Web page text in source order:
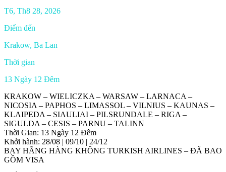
T6, Th8 28, 2026
Điểm đến
Krakow, Ba Lan
Thời gian
13 Ngày 12 Đêm
KRAKOW – WIELICZKA – WARSAW – LARNACA –
NICOSIA – PAPHOS – LIMASSOL – VILNIUS – KAUNAS –
KLAIPEDA – SIAULIAI – PILSRUNDALE – RIGA –
SIGULDA – CESIS – PARNU – TALINN
Thời Gian: 13 Ngày 12 Đêm
Khởi hành: 28/08 | 09/10 | 24/12
BAY HÃNG HÀNG KHÔNG TURKISH AIRLINES – ĐÃ BAO
GỒM VISA